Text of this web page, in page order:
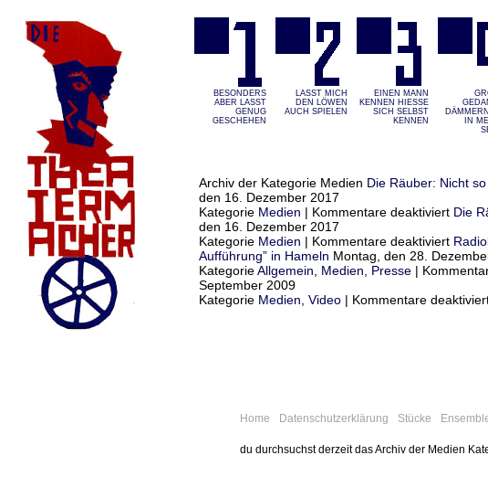
BESONDERS
ABER LASST G
ENUG G
ESCHEHEN
LASST MICH
DEN LÖWEN
AUCH SPIELEN
EINEN MANN
KENNEN HIESSE S
ICH SELBST K
ENNEN
ÄMMERN
N
Archiv der Kategorie Medien Die Räuber: Nicht
den 16. Dezember 2017
Kategorie Medien | Kommentare deaktiviertfür
Nicht
so
Die
den 16. Dezember 2017
Kategorie Medien | Kommentare deaktiviertfür
Die
Sie
Aufführung” in Hameln Montag, den 28.
KategorieAllgemein Medien Presse |
September 2009
Kategorie Medien Video | Kommentare
Home Datenschutzerklärung Stücke
du durchsuchst derzeit das Archiv der Medien